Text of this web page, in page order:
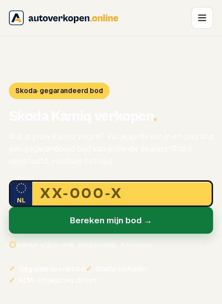
Skoda· gegarandeerd bod
.
NL
Bereken mijn bod →
✓ ✓
✓